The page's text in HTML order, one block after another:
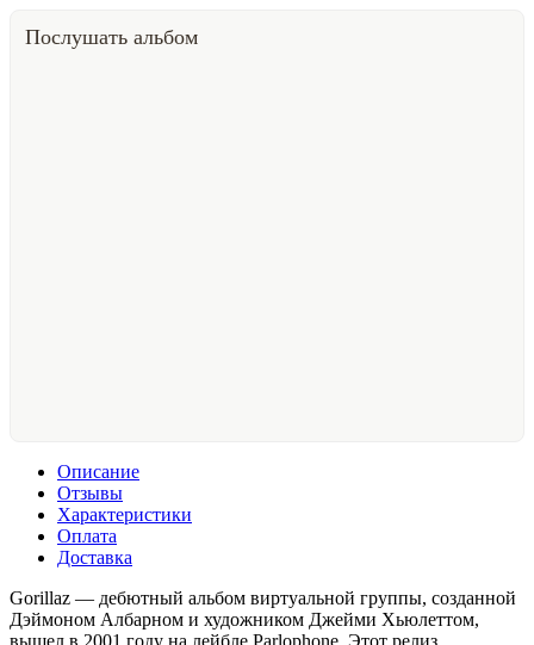
Послушать альбом
Описание
Отзывы
Характеристики
Оплата
Доставка
Gorillaz — дебютный альбом виртуальной группы, созданной
Дэймоном Албарном и художником Джейми Хьюлеттом,
вышел в 2001 году на лейбле Parlophone. Этот релиз